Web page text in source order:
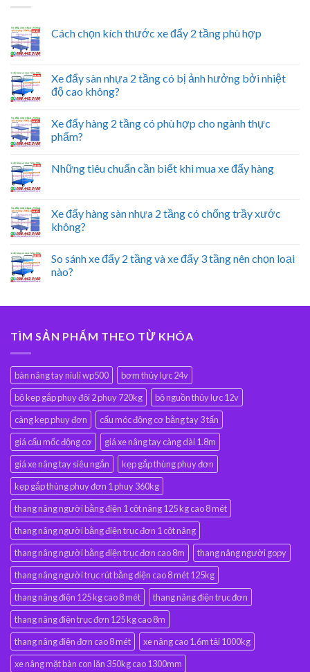
Cách chọn kích thước xe đẩy 2 tầng phù hợp
Xe đẩy sàn nhựa 2 tầng có bị ảnh hưởng bởi nhiệt
độ cao không?
Xe đẩy hàng 2 tầng có phù hợp cho ngành thực
phẩm?
Những tiêu chuẩn cần biết khi mua xe đẩy hàng
Xe đẩy hàng sàn nhựa 2 tầng có chống trầy xước
không?
So sánh xe đẩy 2 tầng và xe đẩy 3 tầng nên chọn loại
nào?
TÌM SẢN PHẨM THEO TỪ KHÓA
bàn nâng tay niuli wp500
bơm thủy lực 24v
bộ kẹp gắp phuy đôi 2 phuy 720kg
bộ nguồn thủy lực 12v
càng kẹp phuy đơn
cẩu móc động cơ bằng tay 3 tấn
giá cẩu mốc động cơ
giá xe nâng tay càng dài 1.8m
giá xe nâng tay siêu ngắn
kẹp gắp thùng phuy đơn
kẹp gắp thùng phuy đơn 1 phuy 360kg
thang nâng người bằng điện 1 cột nâng 125 kg cao 8 mét
thang nâng người bằng điện trục đơn 1 cột nâng
thang nâng người bằng điện trục đơn cao 8m
thang nâng người gopy
thang nâng người trục rút bằng điện cao 8 mét 125kg
thang nâng điện 125 kg cao 8 mét
thang nâng điện trục đơn
thang nâng điện trục đơn 125 kg cao 8m
thang nâng điện đơn cao 8 mét
xe nâng cao 1.6m tải 1000kg
xe nâng mặt bàn con lăn 350kg cao 1300mm